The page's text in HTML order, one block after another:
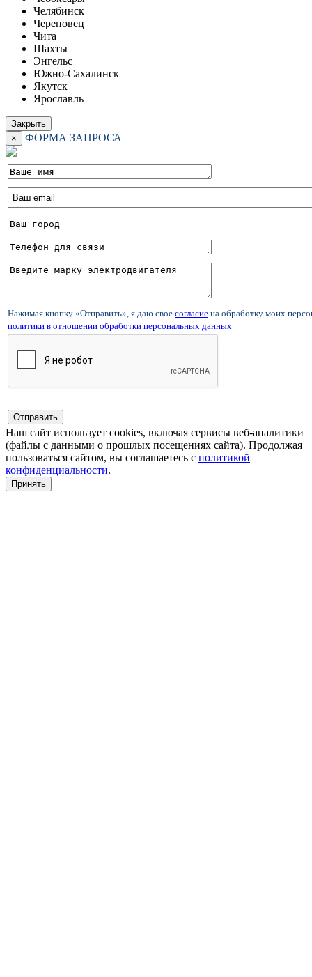
Челябинск
Череповец
Чита
Шахты
Энгельс
Южно-Сахалинск
Якутск
Ярославль
Закрыть
×
ФОРМА ЗАПРОСА
Нажимая кнопку «Отправить», я даю свое согласие на обработку моих
политики в отношении обработки персональных данных
Наш сайт использует cookies, включая сервисы веб-аналитики
(файлы с данными о прошлых посещениях сайта). Продолжая
пользоваться сайтом, вы соглашаетесь с политикой
конфиденциальности.
Принять